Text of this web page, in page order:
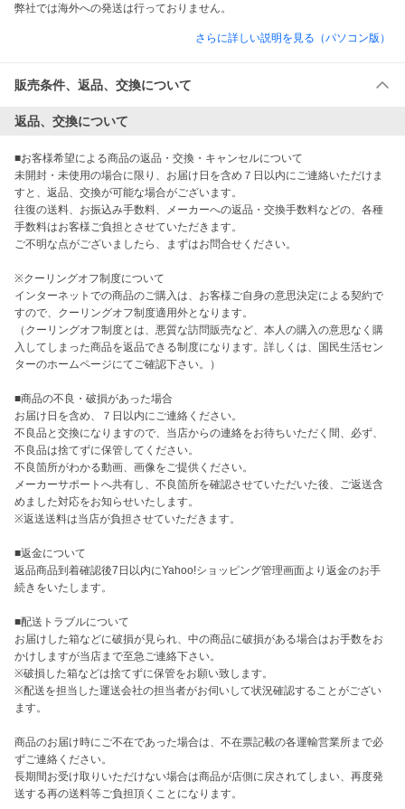
弊社では海外への発送は行っておりません。
さらに詳しい説明を見る（パソコン版）
販売条件、返品、交換について
返品、交換について
■お客様希望による商品の返品・交換・キャンセルについて
未開封・未使用の場合に限り、お届け日を含め７日以内にご連絡いただけま
すと、返品、交換が可能な場合がございます。
往復の送料、お振込み手数料、メーカーへの返品・交換手数料などの、各種
手数料はお客様ご負担とさせていただきます。
ご不明な点がございましたら、まずはお問合せください。
※クーリングオフ制度について
インターネットでの商品のご購入は、お客様ご自身の意思決定による契約で
すので、クーリングオフ制度適用外となります。
（クーリングオフ制度とは、悪質な訪問販売など、本人の購入の意思なく購
入してしまった商品を返品できる制度になります。詳しくは、国民生活セン
ターのホームページにてご確認下さい。）
■商品の不良・破損があった場合
お届け日を含め、７日以内にご連絡ください。
不良品と交換になりますので、当店からの連絡をお待ちいただく間、必ず、
不良品は捨てずに保管してください。
不良箇所がわかる動画、画像をご提供ください。
メーカーサポートへ共有し、不良箇所を確認させていただいた後、ご返送含
めました対応をお知らせいたします。
※返送送料は当店が負担させていただきます。
■返金について
返品商品到着確認後7日以内にYahoo!ショッピング管理画面より返金のお手
続きをいたします。
■配送トラブルについて
お届けした箱などに破損が見られ、中の商品に破損がある場合はお手数をお
かけしますが当店まで至急ご連絡下さい。
※破損した箱などは捨てずに保管をお願い致します。
※配送を担当した運送会社の担当者がお伺いして状況確認することがござい
ます。
商品のお届け時にご不在であった場合は、不在票記載の各運輸営業所まで必
ずご連絡ください。
長期間お受け取りいただけない場合は商品が店側に戻されてしまい、再度発
送する再の送料等ご負担頂くことになります。